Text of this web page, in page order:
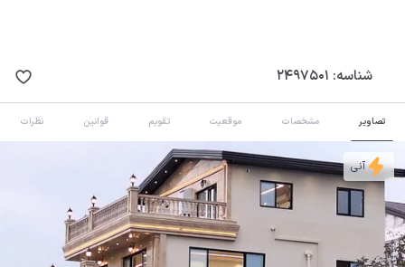
شناسه: 2497501
تصاویر مشخصات موقعیت تقویم قوانین نظرات
آنی